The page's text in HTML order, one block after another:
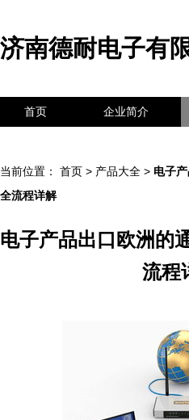
济南德耐电子有
首页 企业简介
当前位置： 首页 > 产品大全 > 电子
全流程详解
电子产品出口欧洲的
流程